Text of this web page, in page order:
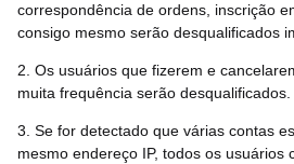
correspondência de ordens, inscrição
consigo mesmo serão desqualificados
2. Os usuários que fizerem e
muita frequência serão desqualificados.
3. Se for detectado que várias contas
mesmo endereço IP, todos os usuários